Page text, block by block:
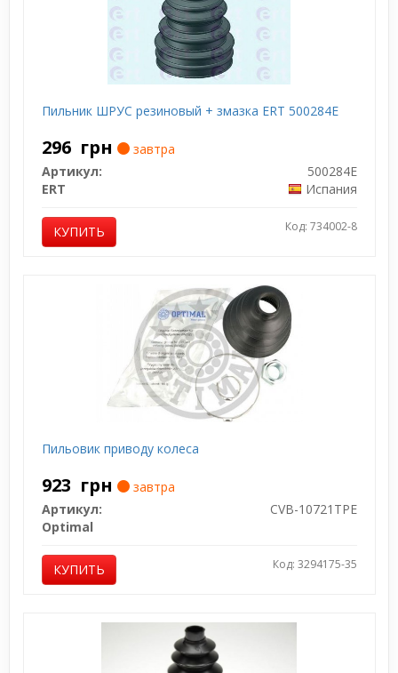
Пильник ШРУС резиновый + змазка ERT 500284E
296 грн
завтра
Артикул:
500284E
ERT
Испания
КУПИТЬ Код: 734002-8
Пильовик приводу колеса
923 грн
завтра
Артикул:
CVB-10721TPE
Optimal
КУПИТЬ Код: 3294175-35